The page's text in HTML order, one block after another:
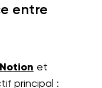
entre
Notion et
principal :